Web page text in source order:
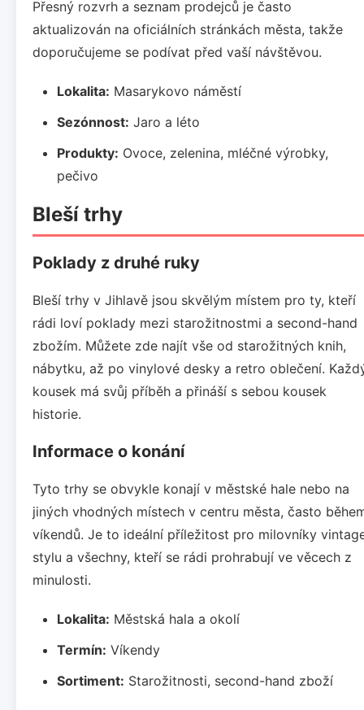
Přesný rozvrh a seznam prodejců je často
aktualizován na oficiálních stránkách města, takže
doporučujeme se podívat před vaší návštěvou.
Lokalita: Masarykovo náměstí
Sezónnost: Jaro a léto
Produkty: Ovoce, zelenina, mléčné výrobky,
pečivo
Bleší trhy
Poklady z druhé ruky
Bleší trhy v Jihlavě jsou skvělým místem pro ty, kteří
rádi loví poklady mezi starožitnostmi a second-hand
zbožím. Můžete zde najít vše od starožitných knih,
nábytku, až po vinylové desky a retro oblečení.
kousek má svůj příběh a přináší s sebou kousek
historie.
Informace o konání
Tyto trhy se obvykle konají v městské hale nebo na
jiných vhodných místech v centru města, často
víkendů. Je to ideální příležitost pro milovníky
stylu a všechny, kteří se rádi prohrabují ve věcech z
minulosti.
Lokalita: Městská hala a okolí
Termín: Víkendy
Sortiment: Starožitnosti, second-hand zboží